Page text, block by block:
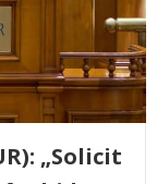
„Solicit